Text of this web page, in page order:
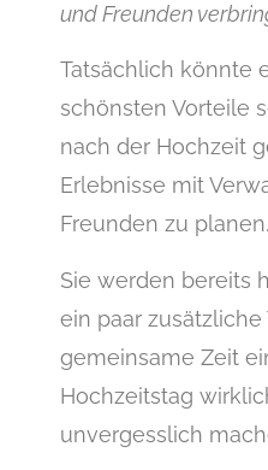
und Freunden
Tatsächlich könnte
schönsten Vorteile
nach der Hochzeit
Erlebnisse mit
Freunden zu planen.
Sie werden bereits
ein paar zusätzliche
gemeinsame Zeit
Hochzeitstag
unvergesslich